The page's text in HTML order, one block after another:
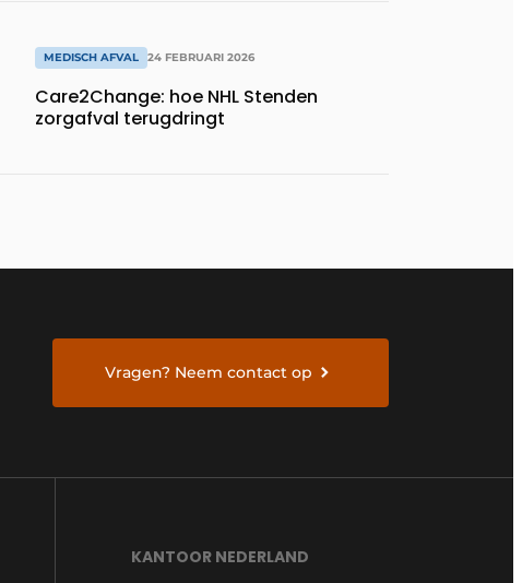
MEDISCH AFVAL 24 FEBRUARI 2026
Care2Change: hoe NHL Stenden
zorgafval terugdringt
Vragen? Neem contact op
KANTOOR NEDERLAND